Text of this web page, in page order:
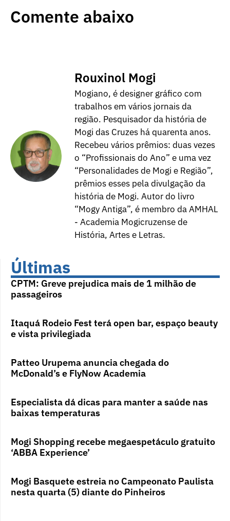
Comente abaixo
Rouxinol Mogi
Mogiano, é designer gráfico com
trabalhos em vários jornais da
região. Pesquisador da história de
Mogi das Cruzes há quarenta anos.
Recebeu vários prêmios: duas vezes
o “Profissionais do Ano” e uma vez
“Personalidades de Mogi e Região”,
prêmios esses pela divulgação da
história de Mogi. Autor do livro
“Mogy Antiga”, é membro da AMHAL
- Academia Mogicruzense de
História, Artes e Letras.
Últimas
CPTM: Greve prejudica mais de 1 milhão de
passageiros
Itaquá Rodeio Fest terá open bar, espaço beauty
e vista privilegiada
Patteo Urupema anuncia chegada do
McDonald’s e FlyNow Academia
Especialista dá dicas para manter a saúde nas
baixas temperaturas
Mogi Shopping recebe megaespetáculo gratuito
‘ABBA Experience’
Mogi Basquete estreia no Campeonato Paulista
nesta quarta (5) diante do Pinheiros